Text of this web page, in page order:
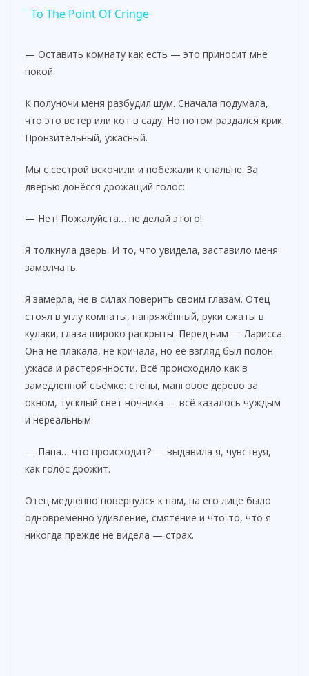
y
V
d
e
o
To The Point Of Cringe
— Оставить комнату как есть — это приносит мне
покой.
К полуночи меня разбудил шум. Сначала подумала,
что это ветер или кот в саду. Но потом раздался крик.
Пронзительный, ужасный.
Мы с сестрой вскочили и побежали к спальне. За
дверью донёсся дрожащий голос:
— Нет! Пожалуйста… не делай этого!
Я толкнула дверь. И то, что увидела, заставило меня
замолчать.
Я замерла, не в силах поверить своим глазам. Отец
стоял в углу комнаты, напряжённый, руки сжаты в
кулаки, глаза широко раскрыты. Перед ним — Ларисса.
Она не плакала, не кричала, но её взгляд был полон
ужаса и растерянности. Всё происходило как в
замедленной съёмке: стены, манговое дерево за
окном, тусклый свет ночника — всё казалось чуждым
и нереальным.
— Папа… что происходит? — выдавила я, чувствуя,
как голос дрожит.
Отец медленно повернулся к нам, на его лице было
одновременно удивление, смятение и что-то, что я
никогда прежде не видела — страх.